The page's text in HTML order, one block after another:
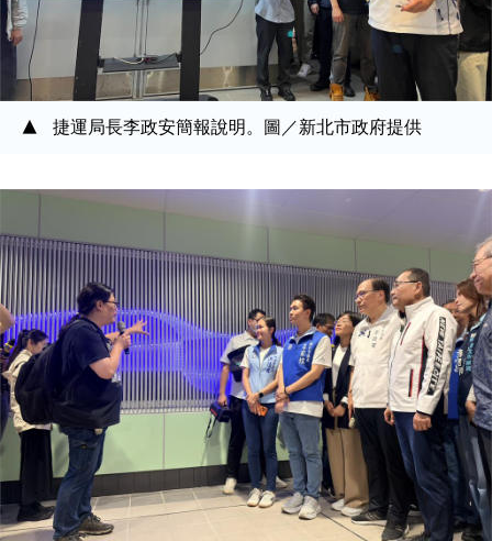
捷運局長李政安簡報說明。圖／新北市政府提供